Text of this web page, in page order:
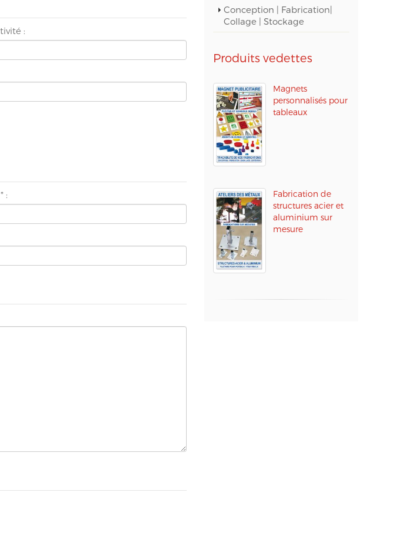
Secteur d'activité :
* :
Conception | Fabrication|
Collage | Stockage
Produits vedettes
Magnets
personnalisés pour
tableaux
Fabrication de
structures acier et
aluminium sur
mesure